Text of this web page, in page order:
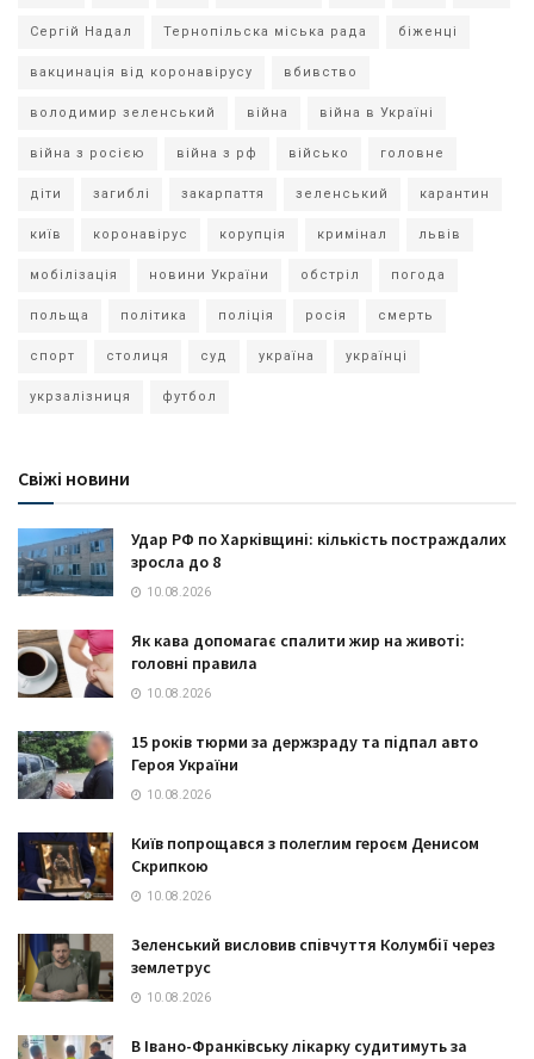
Сергій Надал Тернопільска міська рада біженці
вакцинація від коронавірусу вбивство
володимир зеленський війна війна в Україні
війна з росією війна з рф військо головне
діти загиблі закарпаття зеленський карантин
київ коронавірус корупція кримінал львів
мобілізація новини України обстріл погода
польща політика поліція росія смерть
спорт столиця суд україна українці
укрзалізниця футбол
Свіжі новини
Удар РФ по Харківщині: кількість постраждалих
зросла до 8
10.08.2026
Як кава допомагає спалити жир на животі:
головні правила
10.08.2026
15 років тюрми за держзраду та підпал авто
Героя України
10.08.2026
Київ попрощався з полеглим героєм Денисом
Скрипкою
10.08.2026
Зеленський висловив співчуття Колумбії через
землетрус
10.08.2026
В Івано-Франківську лікарку судитимуть за